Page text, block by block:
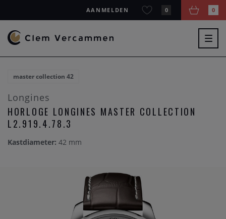
AANMELDEN 0 0
master collection 42
Longines
HORLOGE LONGINES MASTER COLLECTION
L2.919.4.78.3
Kastdiameter: 42 mm